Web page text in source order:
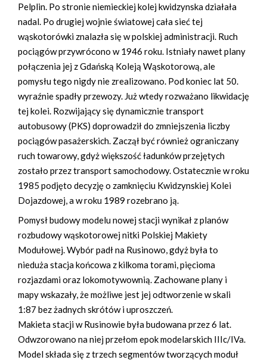
Pelplin. Po stronie niemieckiej kolej kwidzynska działała
nadal. Po drugiej wojnie światowej cała sieć tej
wąskotorówki znalazła się w polskiej administracji. Ruch
pociągów przywrócono w 1946 roku. Istniały nawet plany
połączenia jej z Gdańską Koleją Wąskotorową, ale
pomysłu tego nigdy nie zrealizowano. Pod koniec lat 50.
wyraźnie spadły przewozy. Już wtedy rozważano likwidację
tej kolei. Rozwijający się dynamicznie transport
autobusowy (PKS) doprowadził do zmniejszenia liczby
pociągów pasażerskich. Zaczął być również ograniczany
ruch towarowy, gdyż większość ładunków przejętych
zostało przez transport samochodowy. Ostatecznie w roku
1985 podjęto decyzję o zamknięciu Kwidzynskiej Kolei
Dojazdowej, a w roku 1989 rozebrano ją.
Pomysł budowy modelu nowej stacji wynikał z planów
rozbudowy wąskotorowej nitki Polskiej Makiety
Modułowej. Wybór padł na Rusinowo, gdyż była to
nieduża stacja końcowa z kilkoma torami, pięcioma
rozjazdami oraz lokomotywownią. Zachowane plany i
mapy wskazały, że możliwe jest jej odtworzenie w skali
1:87 bez żadnych skrótów i uproszczeń.
Makieta stacji w Rusinowie była budowana przez 6 lat.
Odwzorowano na niej przełom epok modelarskich IIIc/IVa.
Model składa się z trzech segmentów tworzących moduł